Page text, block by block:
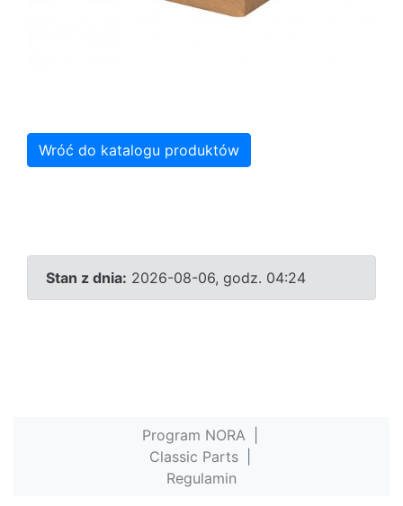
Wróć do katalogu produktów
Stan z dnia: 2026-08-06, godz. 04:24
Program NORA
Classic Parts
Regulamin